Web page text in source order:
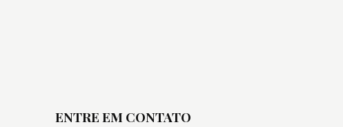
ENTRE EM CONTATO